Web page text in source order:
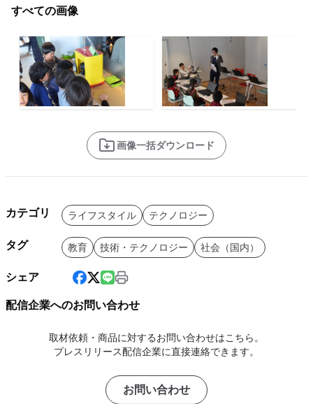
すべての画像
画像一括ダウンロード
カテゴリ ライフスタイル テクノロジー
タグ 教育 技術・テクノロジー 社会（国内）
シェア
配信企業へのお問い合わせ
取材依頼・商品に対するお問い合わせはこちら。
プレスリリース配信企業に直接連絡できます。
お問い合わせ